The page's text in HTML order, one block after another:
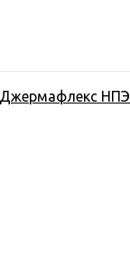
Джермафлекс НПЭ